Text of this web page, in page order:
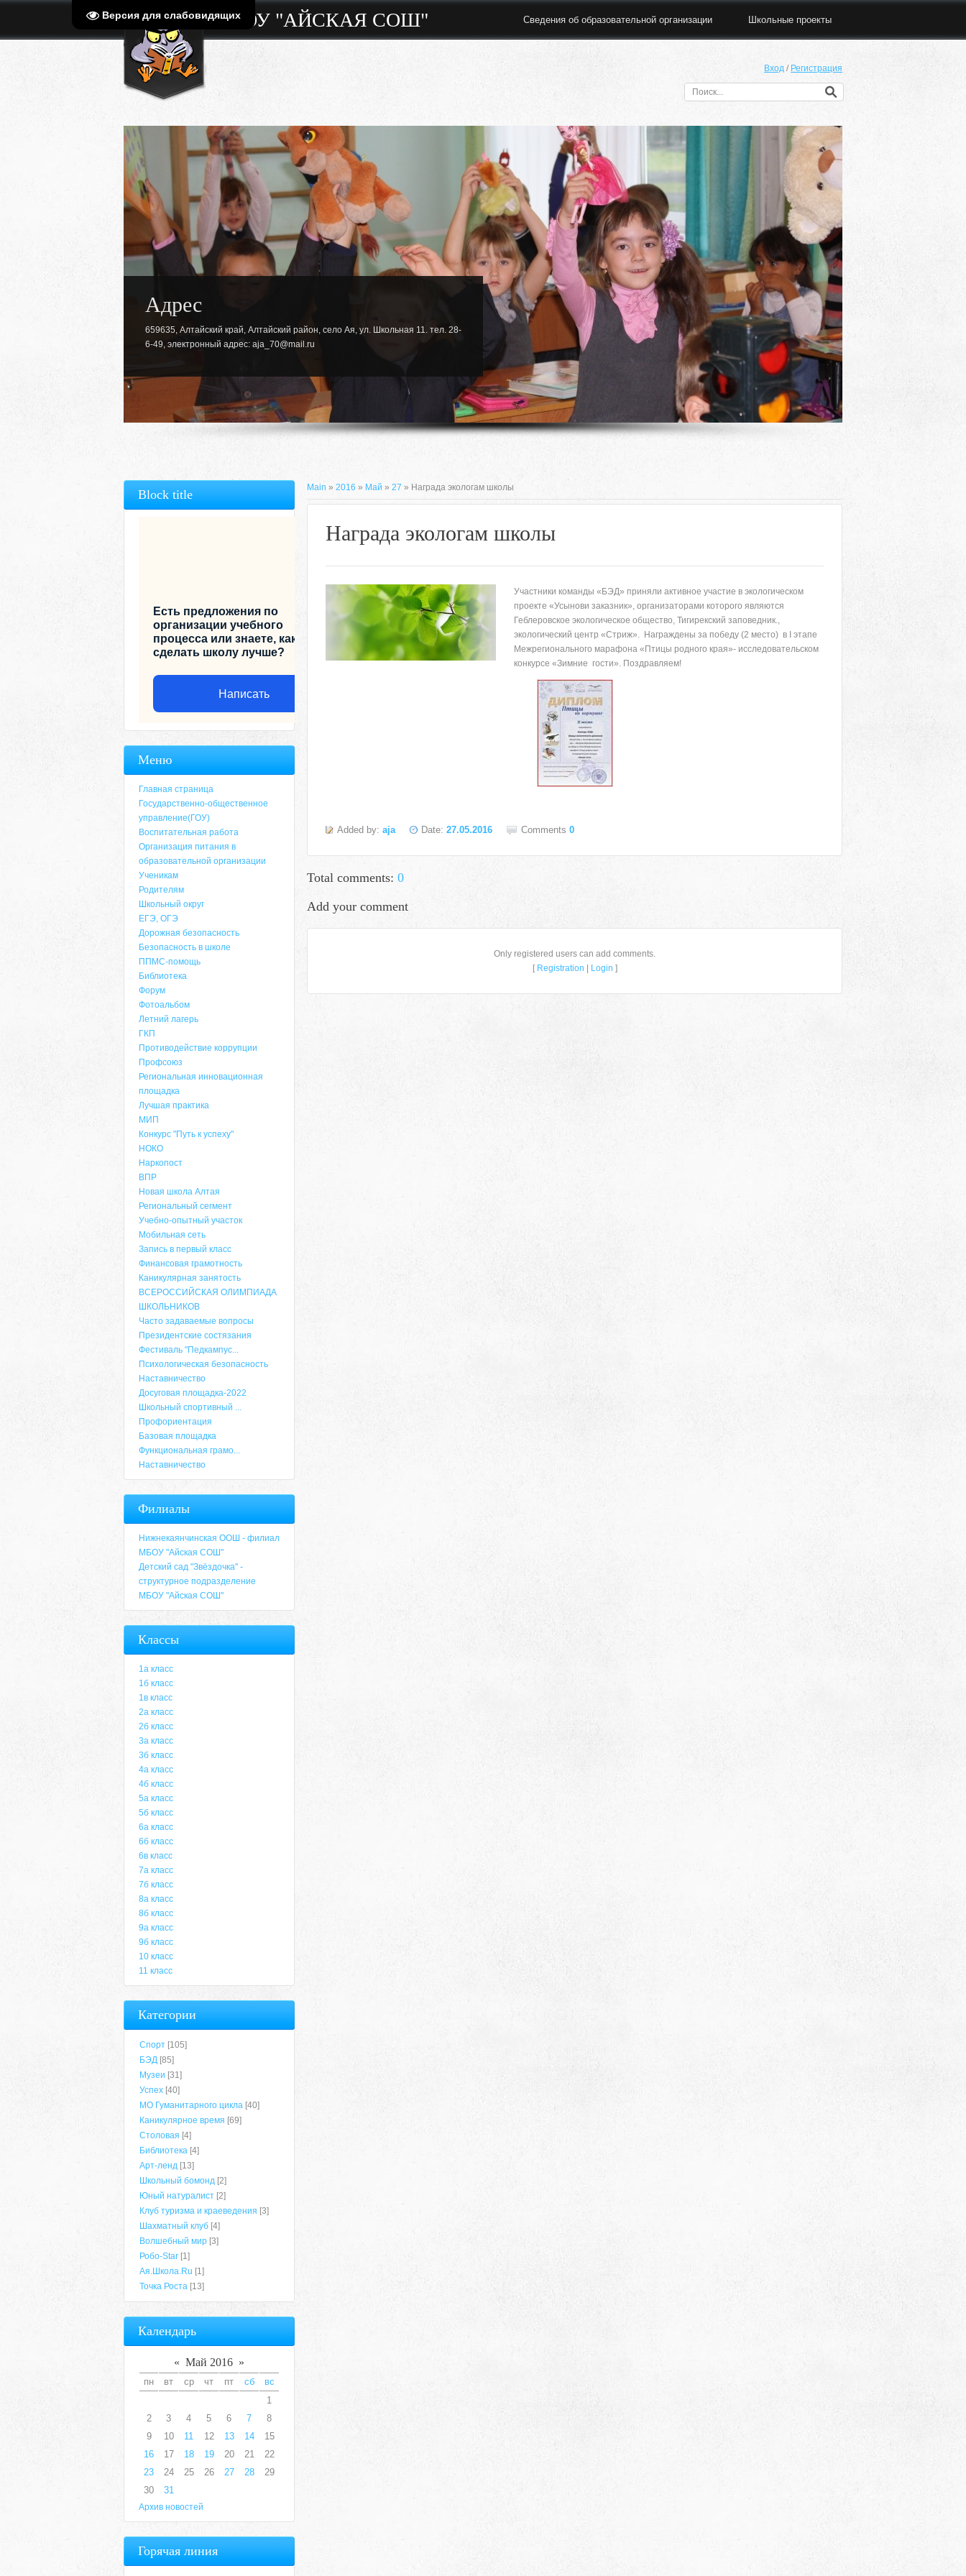
Версия для слабовидящихМБОУ "АЙСКАЯ СОШ" Сведения об образовательной организации Школьные проекты
Вход / Регистрация
Адрес
659635, Алтайский край, Алтайский район, село Ая, ул. Школьная 11. тел. 28-
6-49, электронный адрес: aja_70@mail.ru
Адрес
659635, Алтайский край, Алтайский район, село Ая, ул. Школьная 11. тел. 28-
6-49, электронный адрес: aja_70@mail.ru
Адрес
659635, Алтайский край, Алтайский район, село Ая, ул. Школьная 11. тел. 28-
6-49, электронный адрес: aja_70@mail.ru
6-49, электронный адрес: aja_70@mail.ru
Адрес
Main » 2016 » Май » 27 » Награда экологам школы
Награда экологам школы
Участники команды «БЭД» приняли активное участие в экологическом
проекте «Усынови заказник», организаторами которого являются
Геблеровское экологическое общество, Тигирекский заповедник.,
экологический центр «Стриж». Награждены за победу (2 место) в I этапе
Межрегионального марафона «Птицы родного края»- исследовательском
конкурсе «Зимние гости». Поздравляем!
Added by: aja Date: 27.05.2016 Comments 0
Total comments: 0
Add your comment
Only registered users can add comments.
[ Registration Login ]
Block title
Есть предложения по
организации учебного
процесса или знаете, как
сделать школу лучше?
Написать
Меню
Главная страница
Государственно-общественное
управление(ГОУ)
Воспитательная работа
Организация питания в
образовательной организации
Ученикам
Родителям
Школьный округ
ЕГЭ, ОГЭ
Дорожная безопасность
Безопасность в школе
ППМС-помощь
Библиотека
Форум
Фотоальбом
Летний лагерь
ГКП
Противодействие коррупции
Профсоюз
Региональная инновационная
площадка
Лучшая практика
МИП
Конкурс "Путь к успеху"
НОКО
Наркопост
ВПР
Новая школа Алтая
Региональный сегмент
Учебно-опытный участок
Мобильная сеть
Запись в первый класс
Финансовая грамотность
Каникулярная занятость
ВСЕРОССИЙСКАЯ ОЛИМПИАДА
ШКОЛЬНИКОВ
Часто задаваемые вопросы
Президентские состязания
Фестиваль "Педкампус...
Психологическая безопасность
Наставничество
Досуговая площадка-2022
Школьный спортивный ...
Профориентация
Базовая площадка
Функциональная грамо...
Наставничество
Филиалы
Нижнекаянчинская ООШ - филиал
МБОУ "Айская СОШ"
Детский сад "Звёздочка" -
структурное подразделение
МБОУ "Айская СОШ"
Классы
1а класс
1б класс
1в класс
2а класс
2б класс
3а класс
3б класс
4а класс
4б класс
5а класс
5б класс
6а класс
6б класс
6в класс
7а класс
7б класс
8а класс
8б класс
9а класс
9б класс
10 класс
11 класс
Категории
Спорт [105]
БЭД [85]
Музеи [31]
Успех [40]
МО Гуманитарного цикла [40]
Каникулярное время [69]
Столовая [4]
Библиотека [4]
Арт-ленд [13]
Школьный бомонд [2]
Юный натуралист [2]
Клуб туризма и краеведения [3]
Шахматный клуб [4]
Волшебный мир [3]
Робо-Star [1]
Ая.Школа.Ru [1]
Точка Роста [13]
Календарь
« Май 2016 »
пн вт ср чт пт сб
вс
1
2
3 4 5 6 7
8
9
10 11 12 13 14
15
16
17 18 19 20 21
22
23
24 25 26 27 28
29
30
31
Архив новостей
Горячая линия